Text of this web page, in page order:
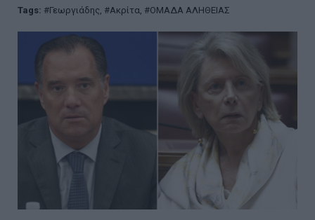
Tags:
Γεωργιάδης, Ακρίτα, ΟΜΑΔΑ ΑΛΗΘΕΙΑΣ